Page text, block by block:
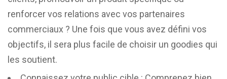
renforcer vos relations avec vos partenaires
commerciaux ? Une fois que vous avez défini vos
objectifs, il sera plus facile de choisir un goodies qui
les soutient.